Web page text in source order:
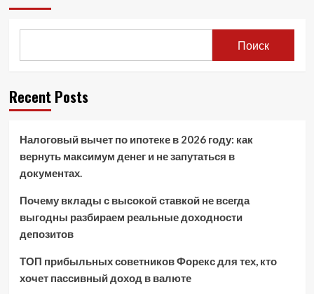
Поиск
Recent Posts
Налоговый вычет по ипотеке в 2026 году: как
вернуть максимум денег и не запутаться в
документах.
Почему вклады с высокой ставкой не всегда
выгодны разбираем реальные доходности
депозитов
ТОП прибыльных советников Форекс для тех, кто
хочет пассивный доход в валюте